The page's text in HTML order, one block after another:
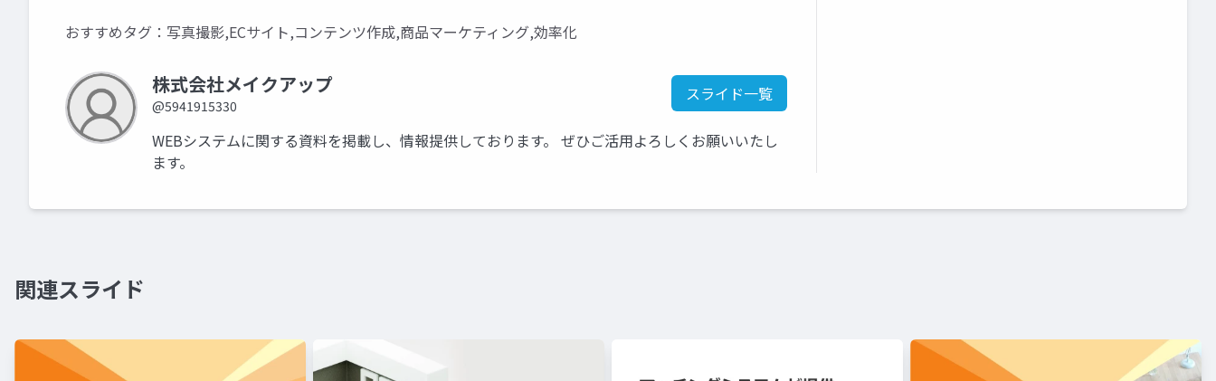
おすすめタグ：写真撮影,ECサイト,コンテンツ作成,商品マーケティング,効率化
株式会社メイクアップ
@5941915330
スライド一覧
WEBシステムに関する資料を掲載し、情報提供しております。 ぜひご活用よろしくお願いいたし
ます。
関連スライド